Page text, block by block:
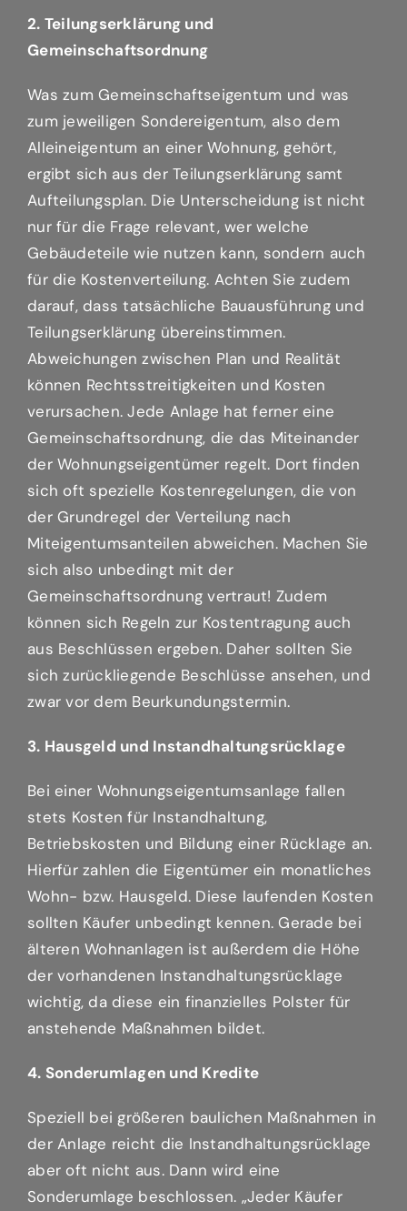
2. Teilungserklärung und
Gemeinschaftsordnung
Was zum Gemeinschaftseigentum und was
zum jeweiligen Sondereigentum, also dem
Alleineigentum an einer Wohnung, gehört,
ergibt sich aus der Teilungserklärung samt
Aufteilungsplan. Die Unterscheidung ist nicht
nur für die Frage relevant, wer welche
Gebäudeteile wie nutzen kann, sondern auch
für die Kostenverteilung. Achten Sie zudem
darauf, dass tatsächliche Bauausführung und
Teilungserklärung übereinstimmen.
Abweichungen zwischen Plan und Realität
können Rechtsstreitigkeiten und Kosten
verursachen. Jede Anlage hat ferner eine
Gemeinschaftsordnung, die das Miteinander
der Wohnungseigentümer regelt. Dort finden
sich oft spezielle Kostenregelungen, die von
der Grundregel der Verteilung nach
Miteigentumsanteilen abweichen. Machen Sie
sich also unbedingt mit der
Gemeinschaftsordnung vertraut! Zudem
können sich Regeln zur Kostentragung auch
aus Beschlüssen ergeben. Daher sollten Sie
sich zurückliegende Beschlüsse ansehen, und
zwar vor dem Beurkundungstermin.
3. Hausgeld und Instandhaltungsrücklage
Bei einer Wohnungseigentumsanlage fallen
stets Kosten für Instandhaltung,
Betriebskosten und Bildung einer Rücklage an.
Hierfür zahlen die Eigentümer ein monatliches
Wohn- bzw. Hausgeld. Diese laufenden Kosten
sollten Käufer unbedingt kennen. Gerade bei
älteren Wohnanlagen ist außerdem die Höhe
der vorhandenen Instandhaltungsrücklage
wichtig, da diese ein finanzielles Polster für
anstehende Maßnahmen bildet.
4. Sonderumlagen und Kredite
Speziell bei größeren baulichen Maßnahmen in
der Anlage reicht die Instandhaltungsrücklage
aber oft nicht aus. Dann wird eine
Sonderumlage beschlossen. „Jeder Käufer